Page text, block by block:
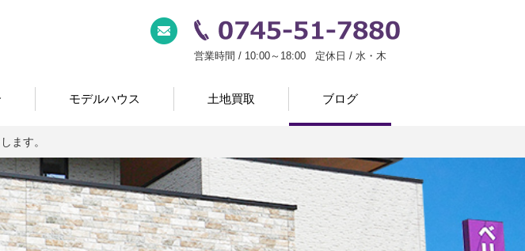
地、分譲ならお任せください お問い合わせ
営業時間 / 10:00～18:00 定休日 / 水・木
モデルハウス 土地買取 ブログ
ます。